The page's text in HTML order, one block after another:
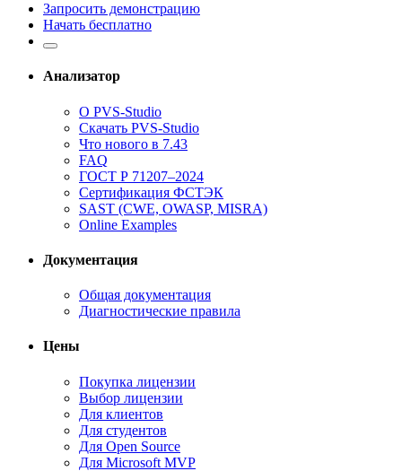
Запросить демонстрацию
Начать бесплатно
Анализатор
О PVS-Studio
Скачать PVS-Studio
Что нового в 7.43
FAQ
ГОСТ Р 71207–2024
Сертификация ФСТЭК
SAST (CWE, OWASP, MISRA)
Online Examples
Документация
Общая документация
Диагностические правила
Цены
Покупка лицензии
Выбор лицензии
Для клиентов
Для студентов
Для Open Source
Для Microsoft MVP